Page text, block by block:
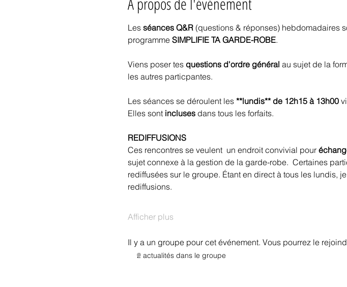
Les séances Q&R (questions & réponses) hebdomadaires
programme SIMPLIFIE TA GARDE-ROBE.
Viens poser tes questions d'ordre général au sujet de la
les autres particpantes.
Les séances se déroulent les **lundis** de 12h15 à 13h00
Elles sont incluses dans tous les forfaits.
REDIFFUSIONS
Ces rencontres se veulent  un endroit convivial pour
sujet connexe à la gestion de la garde-robe.  Certaines
rediffusées sur le groupe. Étant en direct à tous les lundis,
rediffusions.
Afficher plus
Il y a un groupe pour cet événement. Vous pourrez le
2 actualités dans le groupe